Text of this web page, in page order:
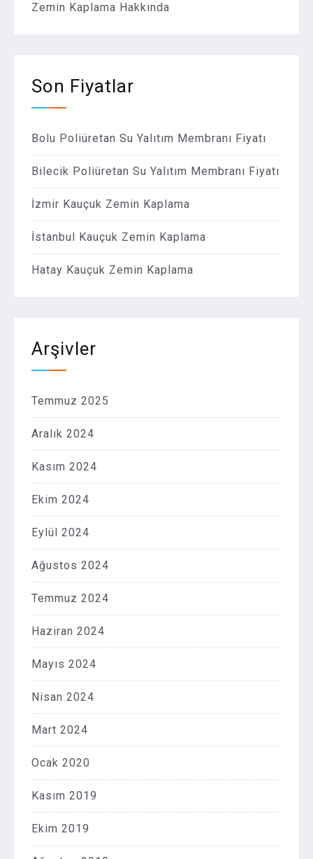
Zemin Kaplama Hakkında
Son Fiyatlar
Bolu Poliüretan Su Yalıtım Membranı Fiyatı
Bilecik Poliüretan Su Yalıtım Membranı Fiyatı
İzmir Kauçuk Zemin Kaplama
İstanbul Kauçuk Zemin Kaplama
Hatay Kauçuk Zemin Kaplama
Arşivler
Temmuz 2025
Aralık 2024
Kasım 2024
Ekim 2024
Eylül 2024
Ağustos 2024
Temmuz 2024
Haziran 2024
Mayıs 2024
Nisan 2024
Mart 2024
Ocak 2020
Kasım 2019
Ekim 2019